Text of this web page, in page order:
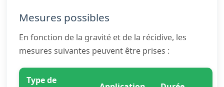
Mesures possibles
En fonction de la gravité et de la récidive, les
mesures suivantes peuvent être prises :
Type de